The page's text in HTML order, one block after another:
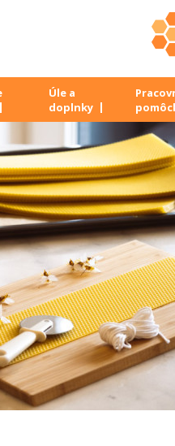
Úle a
doplnky